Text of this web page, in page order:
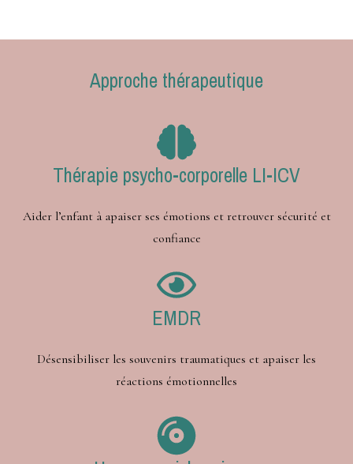
Approche thérapeutique
Thérapie psycho-corporelle LI-ICV
Aider l’enfant à apaiser ses émotions et retrouver sécurité et
confiance
EMDR
Désensibiliser les souvenirs traumatiques et apaiser les
réactions émotionnelles